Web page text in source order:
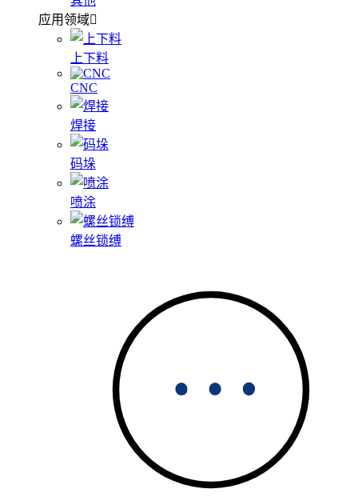
应用领域
上下料
CNC
焊接
码垛
喷涂
螺丝锁缚